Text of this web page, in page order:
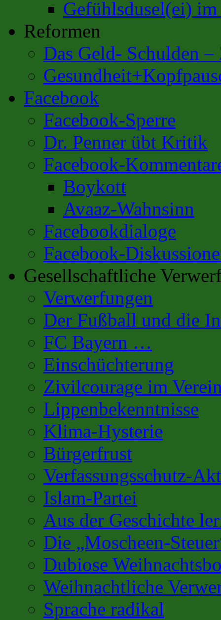
Gefühlsdusel(ei)
Reformen
Das Geld- Schulden –
Facebook
Facebook-Sperre
Dr. Penner übt Kritik
Facebook-
Boykott
Avaaz-Wahnsinn
Facebookdialoge
Facebook-
Gesellschaftliche
Verwerfungen
Der Fußball und die
FC Bayern …
Einschüchterung
Zivilcourage im
Lippenbekenntnisse
Klima-Hysterie
Bürgerfrust
Verfassungsschutz-
Islam-Partei
Aus der Geschichte
Die „Moscheen-
Dubiose
Weihnachtliche
Sprache radikal